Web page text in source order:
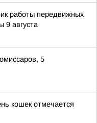
работы передвижных
9 августа
5
кошек отмечается